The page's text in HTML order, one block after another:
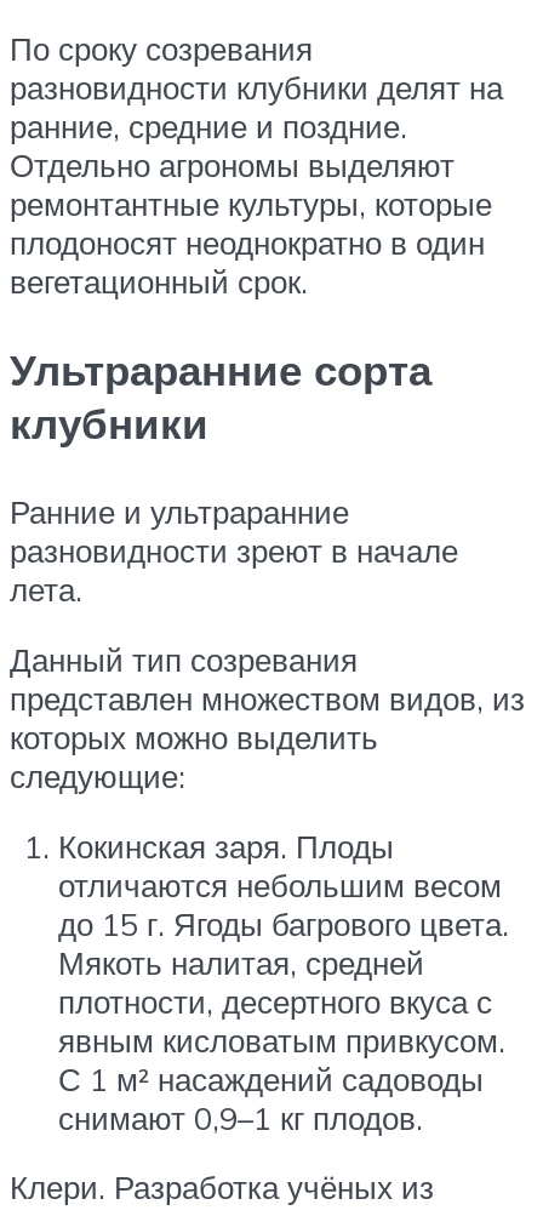
По сроку созревания
разновидности клубники делят на
ранние, средние и поздние.
Отдельно агрономы выделяют
ремонтантные культуры, которые
плодоносят неоднократно в один
вегетационный срок.
Ультраранние сорта
клубники
Ранние и ультраранние
разновидности зреют в начале
лета.
Данный тип созревания
представлен множеством видов, из
которых можно выделить
следующие:
Кокинская заря. Плоды
отличаются небольшим весом
до 15 г. Ягоды багрового цвета.
Мякоть налитая, средней
плотности, десертного вкуса с
явным кисловатым привкусом.
С 1 м² насаждений садоводы
снимают 0,9–1 кг плодов.
Клери. Разработка учёных из